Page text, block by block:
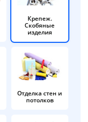
Крепеж.
Скобяные
изделия
Отделка стен и
потолков